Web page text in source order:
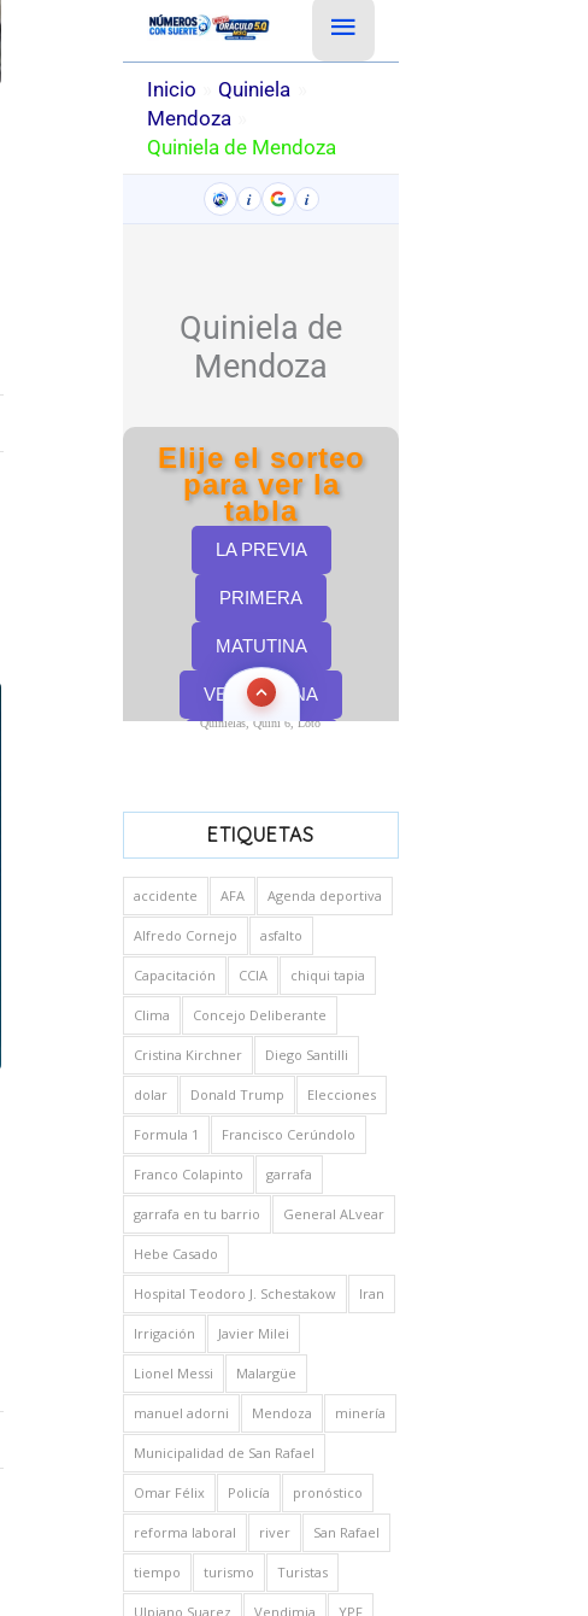
Quinielas, Quini 6, Loto
ETIQUETAS
accidente AFA Agenda deportiva
Alfredo Cornejo asfalto
Capacitación CCIA chiqui tapia
Clima Concejo Deliberante
Cristina Kirchner Diego Santilli
dolar Donald Trump Elecciones
Formula 1 Francisco Cerúndolo
Franco Colapinto garrafa
garrafa en tu barrio General ALvear
Hebe Casado
Hospital Teodoro J. Schestakow Iran
Irrigación Javier Milei
Lionel Messi Malargüe
manuel adorni Mendoza minería
Municipalidad de San Rafael
Omar Félix Policía pronóstico
reforma laboral river San Rafael
tiempo turismo Turistas
Ulpiano Suarez Vendimia YPF